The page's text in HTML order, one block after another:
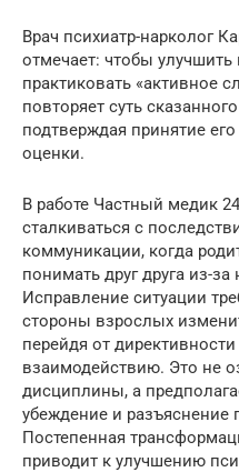
Врач психиатр-нарколог
отмечает: чтобы
практиковать «активное
повторяет суть
подтверждая принятие
оценки.
В работе Частный медик
сталкиваться с
коммуникации, когда
понимать друг друга из-
Исправление ситуации
стороны взрослых
перейдя от
взаимодействию. Это не
дисциплины, а
убеждение и разъяснение
Постепенная
приводит к улучшению